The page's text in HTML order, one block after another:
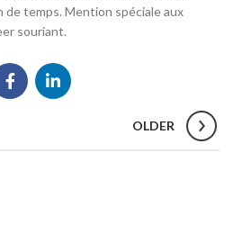
de temps. Mention spéciale aux
souriant.
OLDER